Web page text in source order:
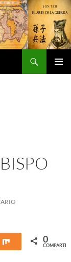
Compartir
0
COMPARTIR